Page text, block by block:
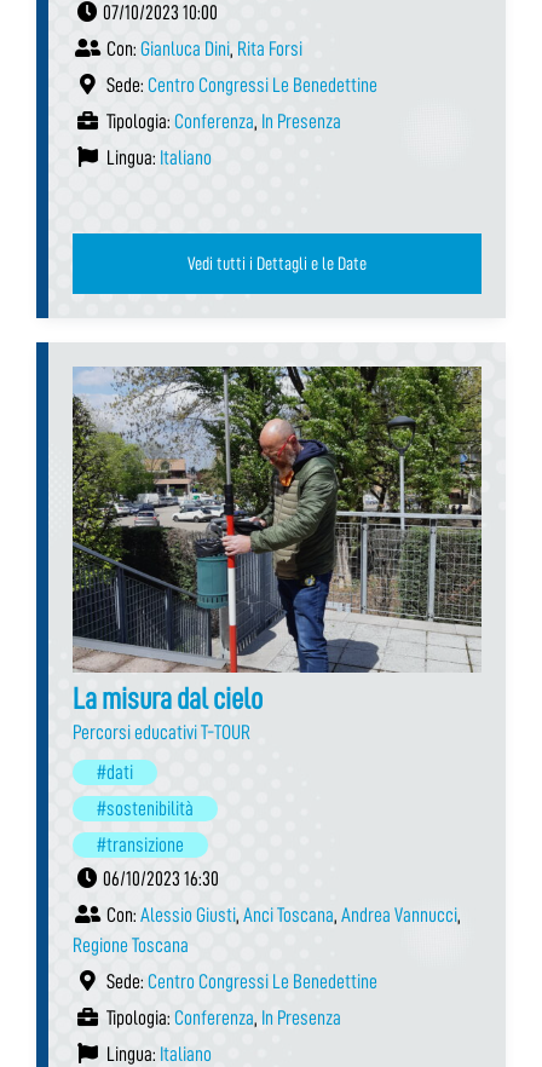
07/10/2023 10:00
Con: Gianluca Dini, Rita Forsi
Sede: Centro Congressi Le Benedettine
Tipologia: Conferenza, In Presenza
Lingua: Italiano
Vedi tutti i Dettagli e le Date
La misura dal cielo
Percorsi educativi T-TOUR
#dati
#sostenibilità
#transizione
06/10/2023 16:30
Con: Alessio Giusti, Anci Toscana, Andrea Vannucci,
Regione Toscana
Sede: Centro Congressi Le Benedettine
Tipologia: Conferenza, In Presenza
Lingua: Italiano